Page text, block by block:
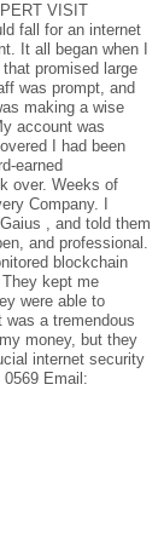
VISIT
fall for an internet
It all began when I
promised large
was prompt, and
making a wise
account was
I had been
earned
over. Weeks of
Company. I
, and told them
and professional.
blockchain
kept me
were able to
a tremendous
money, but they
internet security
Email: